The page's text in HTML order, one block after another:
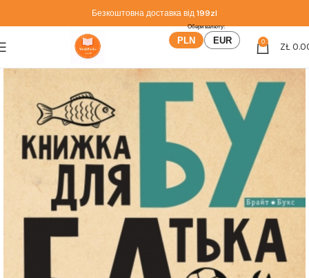
Безкоштовна доставка від 199zl
PLN EUR 0 ZŁ